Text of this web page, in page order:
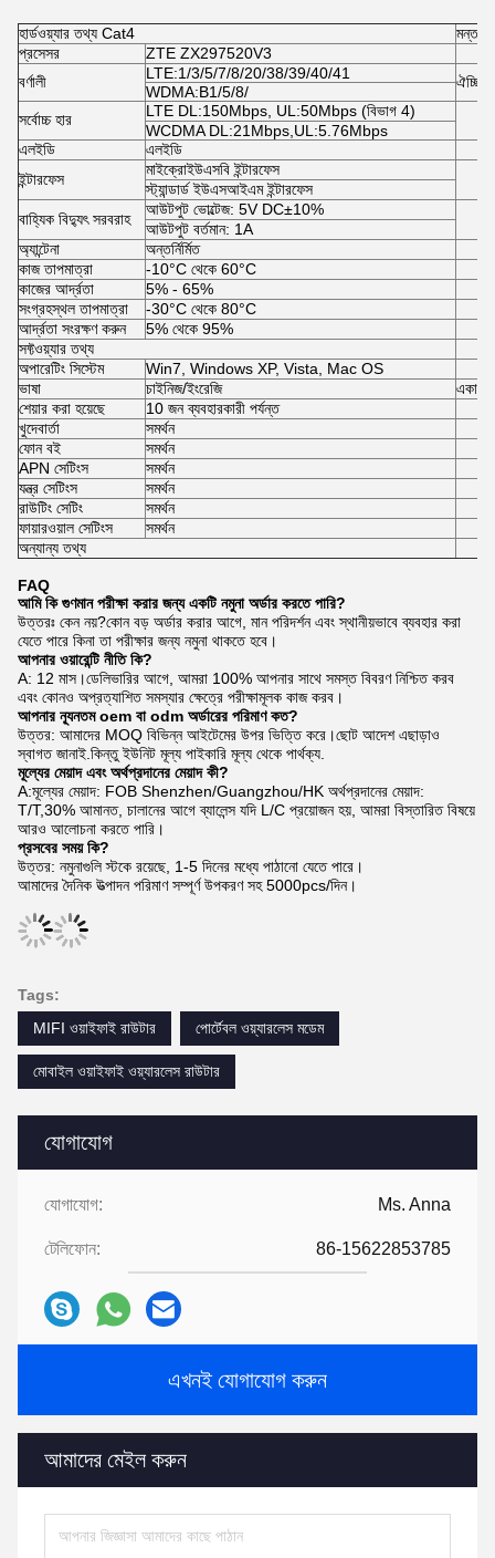
যোগাযোগ
যোগাযোগ: Ms. Anna
টেলিফোন: 86-15622853785
এখনই যোগাযোগ করুন
আমাদের মেইল ​​করুন
হার্ডওয়্যার তথ্য Cat4
মন্তব্য
প্রসেসর
ZTE ZX297520V3
বর্ণালী
LTE:1/3/5/7/8/20/38/39/40/41 ঐচ্ছিক
WDMA:B1/5/8/
সর্বোচ্চ হার
LTE DL:150Mbps, UL:50Mbps (বিভাগ 4)
WCDMA DL:21Mbps,UL:5.76Mbps
এলইডি
এলইডি
ইন্টারফেস
মাইক্রোইউএসবি ইন্টারফেস
স্ট্যান্ডার্ড ইউএসআইএম ইন্টারফেস
বাহ্যিক বিদ্যুৎ সরবরাহ
আউটপুট ভোল্টেজ: 5V DC±10%
আউটপুট বর্তমান: 1A
অ্যান্টেনা
অন্তর্নির্মিত
কাজ তাপমাত্রা
-10°C থেকে 60°C
কাজের আর্দ্রতা
5% - 65%
সংগ্রহস্থল তাপমাত্রা
-30°C থেকে 80°C
আর্দ্রতা সংরক্ষণ করুন
5% থেকে 95%
সফ্টওয়্যার তথ্য
অপারেটিং সিস্টেম
Win7, Windows XP, Vista, Mac OS
ভাষা
চাইনিজ/ইংরেজি
শেয়ার করা হয়েছে
10 জন ব্যবহারকারী পর্যন্ত
খুদেবার্তা
সমর্থন
ফোন বই
সমর্থন
APN সেটিংস
সমর্থন
যন্ত্র সেটিংস
সমর্থন
রাউটিং সেটিং
সমর্থন
ফায়ারওয়াল সেটিংস
সমর্থন
অন্যান্য তথ্য
FAQ
আমি কি গুণমান পরীক্ষা করার জন্য একটি নমুনা অর্ডার করতে পারি?
উত্তরঃ কেন নয়?কোন বড় অর্ডার করার আগে, মান পরিদর্শন এবং স্থানীয়ভাবে ব্যবহার করা
যেতে পারে কিনা তা পরীক্ষার জন্য নমুনা থাকতে হবে।
আপনার ওয়ারেন্টি নীতি কি?
A: 12 মাস।ডেলিভারির আগে, আমরা 100% আপনার সাথে সমস্ত বিবরণ নিশ্চিত করব
এবং কোনও অপ্রত্যাশিত সমস্যার ক্ষেত্রে পরীক্ষামূলক কাজ করব।
আপনার ন্যূনতম oem বা odm অর্ডারের পরিমাণ কত?
উত্তর: আমাদের MOQ বিভিন্ন আইটেমের উপর ভিত্তি করে।ছোট আদেশ এছাড়াও
স্বাগত জানাই.কিন্তু ইউনিট মূল্য পাইকারি মূল্য থেকে পার্থক্য.
মূল্যের মেয়াদ এবং অর্থপ্রদানের মেয়াদ কী?
A:মূল্যের মেয়াদ: FOB Shenzhen/Guangzhou/HK অর্থপ্রদানের মেয়াদ:
T/T,30% আমানত, চালানের আগে ব্যালেন্স যদি L/C প্রয়োজন হয়, আমরা বিস্তারিত বিষয়ে
আরও আলোচনা করতে পারি।
প্রসবের সময় কি?
উত্তর: নমুনাগুলি স্টকে রয়েছে, 1-5 দিনের মধ্যে পাঠানো যেতে পারে।
আমাদের দৈনিক উত্পাদন পরিমাণ সম্পূর্ণ উপকরণ সহ 5000pcs/দিন।
Tags:
MIFI ওয়াইফাই রাউটার
পোর্টেবল ওয়্যারলেস মডেম
মোবাইল ওয়াইফাই ওয়্যারলেস রাউটার